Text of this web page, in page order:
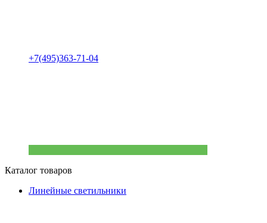
+7(495)363-71-04
Каталог товаров
Линейные светильники